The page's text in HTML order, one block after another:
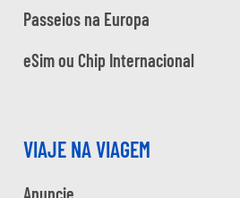
Passeios na Europa
eSim ou Chip Internacional
VIAJE NA VIAGEM